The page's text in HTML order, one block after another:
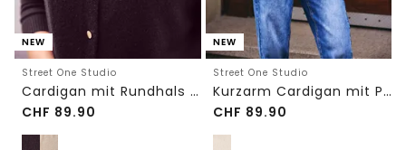
NEW
Street One Studio
Cardigan mit Rundhals und Knöpfen
CHF 89.90
NEW
Street One Studio
Kurzarm Cardigan mit Polokragen
CHF 89.90